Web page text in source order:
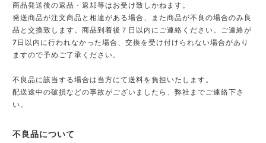
商品発送後の返品・返却等はお受け致しかねます。
発送商品が注文商品と相違がある場合、また商品が不良の場合のみ良
品と交換致します。商品到着後７日以内にご連絡ください。ご連絡が
7日以内に行われなかった場合、交換を受け付けられない場合があり
ますので予めご了承ください。
不良品に該当する場合は当方にて送料を負担いたします。
配送途中の破損などの事故がございましたら、弊社までご連絡下さ
い。
不良品について